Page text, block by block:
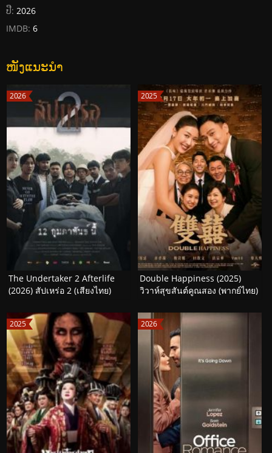
ປີ: 2026
IMDB: 6
ໜັງແນະນໍາ
2026
The Undertaker 2 Afterlife
(2026) สัปเหร่อ 2 (เสียงไทย)
2025
Double Happiness (2025)
วิวาห์สุขสันต์คูณสอง (พากย์ไทย)
2025 2026